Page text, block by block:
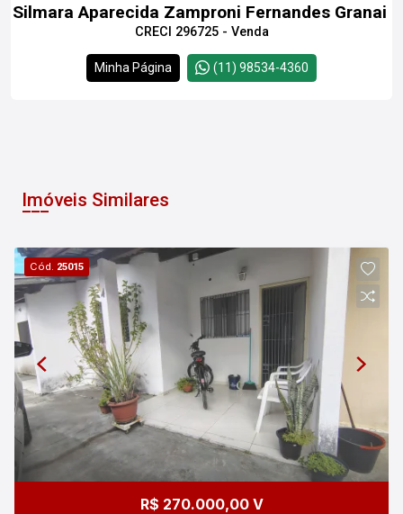
Silmara Aparecida Zamproni Fernandes Granai
CRECI 296725 - Venda
Minha Página (11) 98534-4360
Imóveis Similares
Cód. 25015
R$ 270.000,00 V